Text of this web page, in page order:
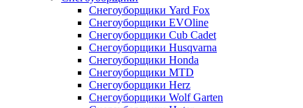
Снегоуборщики Yard Fox
Снегоуборщики EVOline
Снегоуборщики Cub Cadet
Снегоуборщики Husqvarna
Снегоуборщики Honda
Снегоуборщики MTD
Снегоуборщики Herz
Снегоуборщики Wolf Garten